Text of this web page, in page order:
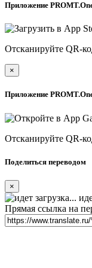
Приложение
Отсканируйте QR-
×
Приложение
Отсканируйте QR-
Поделиться переводом
×
Прямая ссылка на